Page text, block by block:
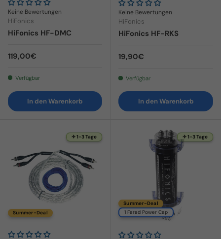
Keine Bewertungen
HiFonics
HiFonics HF-DMC
Normaler Preis
119,00€
Verfügbar
In den Warenkorb
Keine Bewertungen
HiFonics
HiFonics HF-RKS
Normaler Preis
19,90€
Verfügbar
In den Warenkorb
✈ 1-3 Tage
Summer-Deal
✈ 1-3 Tage
Summer-Deal
1 Farad Power Cap